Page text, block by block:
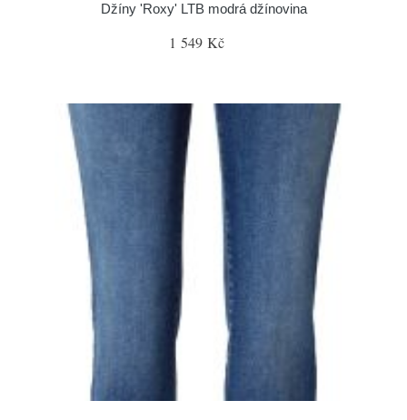
Džíny 'Roxy' LTB modrá džínovina
1 549 Kč